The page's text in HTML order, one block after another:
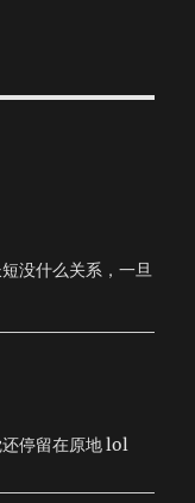
在地上坐了十
冲了一下快要
脸很热，好像
样糊里糊涂晕
了，开始往回
疑是不是有人
人悄悄跑回房间
问题，花了一
发烫。大家涉
天气很热，下面
。远处就是著名
没什么关系，一旦
停留在原地 lol